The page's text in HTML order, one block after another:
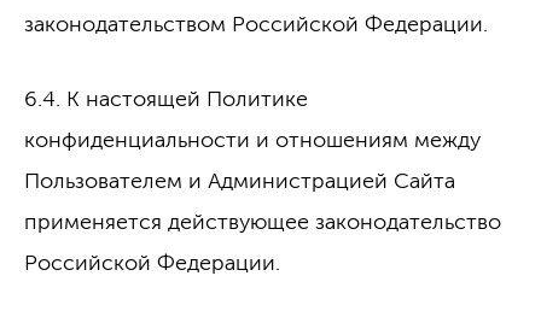
законодательством Российской Федерации.
6.4. К настоящей Политике
конфиденциальности и отношениям между
Пользователем и Администрацией Сайта
применяется действующее законодательство
Российской Федерации.